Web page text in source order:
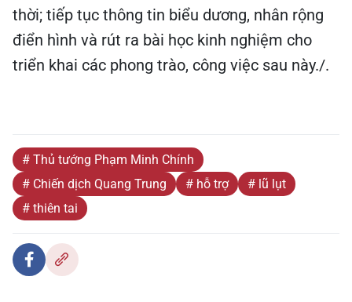
thời; tiếp tục thông tin biểu dương, nhân rộng
điển hình và rút ra bài học kinh nghiệm cho
triển khai các phong trào, công việc sau này./.
# Thủ tướng Phạm Minh Chính
# Chiến dịch Quang Trung
# hỗ trợ
# lũ lụt
# thiên tai